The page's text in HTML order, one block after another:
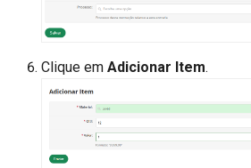
Clique em Adicionar Item.